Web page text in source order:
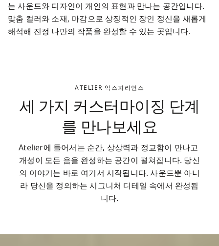
는 사운드와 디자인이 개인의 표현과 만나는 공간입니다.
맞춤 컬러와 소재, 마감으로 상징적인 장인 정신을 새롭게
해석해 진정 나만의 작품을 완성할 수 있는 곳입니다.
ATELIER 익스피리언스
세 가지 커스터마이징 단계
를 만나보세요
Atelier에 들어서는 순간, 상상력과 정교함이 만나고
개성이 모든 음을 완성하는 공간이 펼쳐집니다. 당신
의 이야기는 바로 여기서 시작됩니다. 사운드뿐 아니
라 당신을 정의하는 시그니처 디테일 속에서 완성됩
니다.